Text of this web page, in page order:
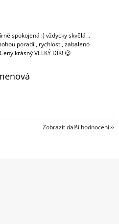
je 5 z 5 hvězdiček.
spokojená :) vždycky skvělá ..
poradí , rychlost , zabaleno
krásný VELKÝ DÍK! 😉
je 5 z 5 hvězdiček.
Zobrazit další hodnocení